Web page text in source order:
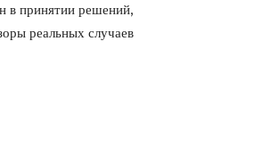
в принятии решений,
реальных случаев